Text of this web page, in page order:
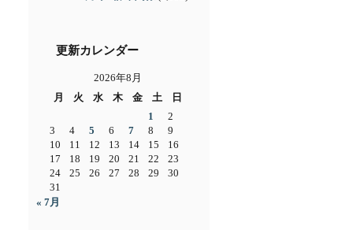
更新カレンダー
2026年8月
月
火 水 木 金 土
日
1
2
3
4 5 6 7 8
9
10
11 12 13 14 15
16
17
18 19 20 21 22
23
24
25 26 27 28 29
30
31
« 7月